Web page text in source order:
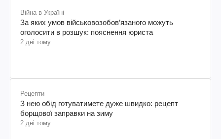
Війна в Україні
За яких умов військовозобов’язаного можуть
оголосити в розшук: пояснення юриста
2 дні тому
Рецепти
З нею обід готуватимете дуже швидко: рецепт
борщової заправки на зиму
2 дні тому